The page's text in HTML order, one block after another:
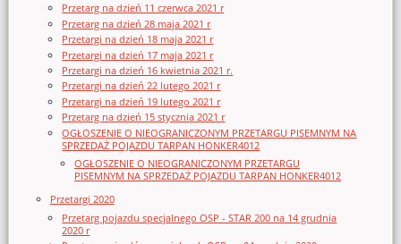
Przetarg na dzień 11 czerwca 2021 r
Przetarg na dzień 28 maja 2021 r
Przetargi na dzień 18 maja 2021 r
Przetargi na dzień 17 maja 2021 r
Przetargi na dzień 16 kwietnia 2021 r.
Przetargi na dzień 22 lutego 2021 r
Przetargi na dzień 19 lutego 2021 r
Przetarg na dzień 15 stycznia 2021 r
OGŁOSZENIE O NIEOGRANICZONYM PRZETARGU PISEMNYM NA
SPRZEDAŻ POJAZDU TARPAN HONKER4012
OGŁOSZENIE O NIEOGRANICZONYM PRZETARGU
PISEMNYM NA SPRZEDAŻ POJAZDU TARPAN HONKER4012
Przetargi 2020
Przetarg pojazdu specjalnego OSP - STAR 200 na 14 grudnia
2020 r